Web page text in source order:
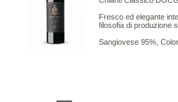
Fresco ed elegante
filosofia di produzione
Sangiovese 95%,